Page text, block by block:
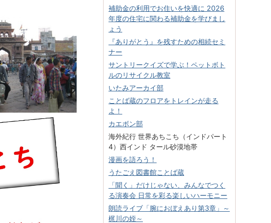
補助金の利用でお住いを快適に 2026
年度の住宅に関わる補助金を学びまし
ょう
『ありがとう』を残すための相続セミ
ナー
サントリークイズで学ぶ！ペットボト
ルのリサイクル教室
いたみアーカイ部
ことば蔵のフロアをトレインが走る
よ！
カエボン部
海外紀行 世界あちこち（インドパート
4）西インド タール砂漠地帯
漫画を語ろう！
うたごえ図書館ことば蔵
「聞く」だけじゃない、みんなでつく
る演奏会 日常を彩る楽しいハーモニー
朗読ライブ「腕におぼえあり第3章」～
梶川の姪～